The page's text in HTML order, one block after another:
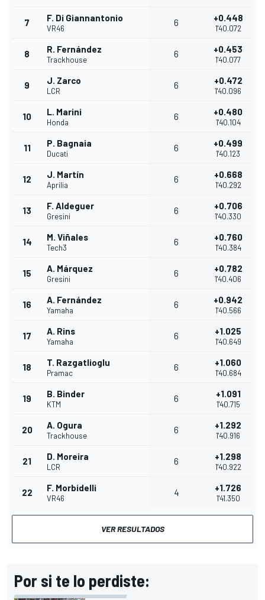
7 F. Di Giannantonio
VR46
6 +0.448
1'40.072
8 R. Fernández
Trackhouse
6 +0.453
1'40.077
9 J. Zarco
LCR
6 +0.472
1'40.096
10 L. Marini
Honda
6 +0.480
1'40.104
11 P. Bagnaia
Ducati
6 +0.499
1'40.123
12 J. Martín
Aprilia
6 +0.668
1'40.292
13 F. Aldeguer
Gresini
6 +0.706
1'40.330
14 M. Viñales
Tech3
6 +0.760
1'40.384
15 A. Márquez
Gresini
6 +0.782
1'40.406
16 A. Fernández
Yamaha
6 +0.942
1'40.566
17 A. Rins
Yamaha
6 +1.025
1'40.649
18 T. Razgatlioglu
Pramac
6 +1.060
1'40.684
19 B. Binder
KTM
6 +1.091
1'40.715
20 A. Ogura
Trackhouse
6 +1.292
1'40.916
21 D. Moreira
LCR
6 +1.298
1'40.922
22 F. Morbidelli
VR46
4 +1.726
1'41.350
VER RESULTADOS
Por si te lo perdiste: